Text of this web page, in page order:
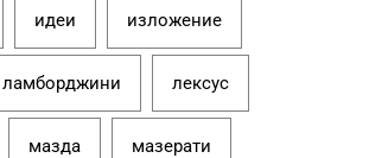
идеи изложение
ламборджини лексус
мазда мазерати